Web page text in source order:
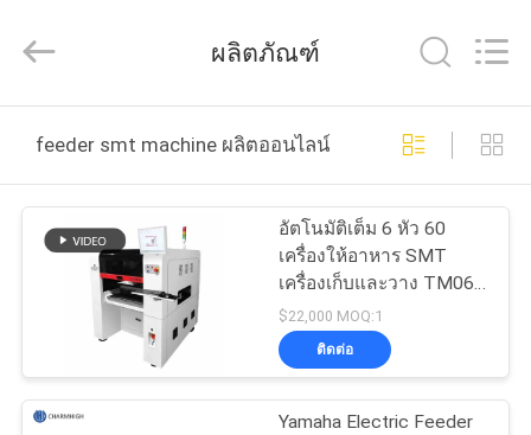
บ้าน
สินค้า
เกี่ยว
2026
CHARMHIGH
All
Reserved.
ผลิตภัณฑ์
feeder smt machine ผลิตออนไลน์
อัตโนมัติเต็ม 6 หัว 60
เครื่องให้อาหาร SMT
เครื่องเก็บและวาง TM06
CPK≥1.0
$22,000 MOQ:1
ติดต่อ
Yamaha Electric Feeder